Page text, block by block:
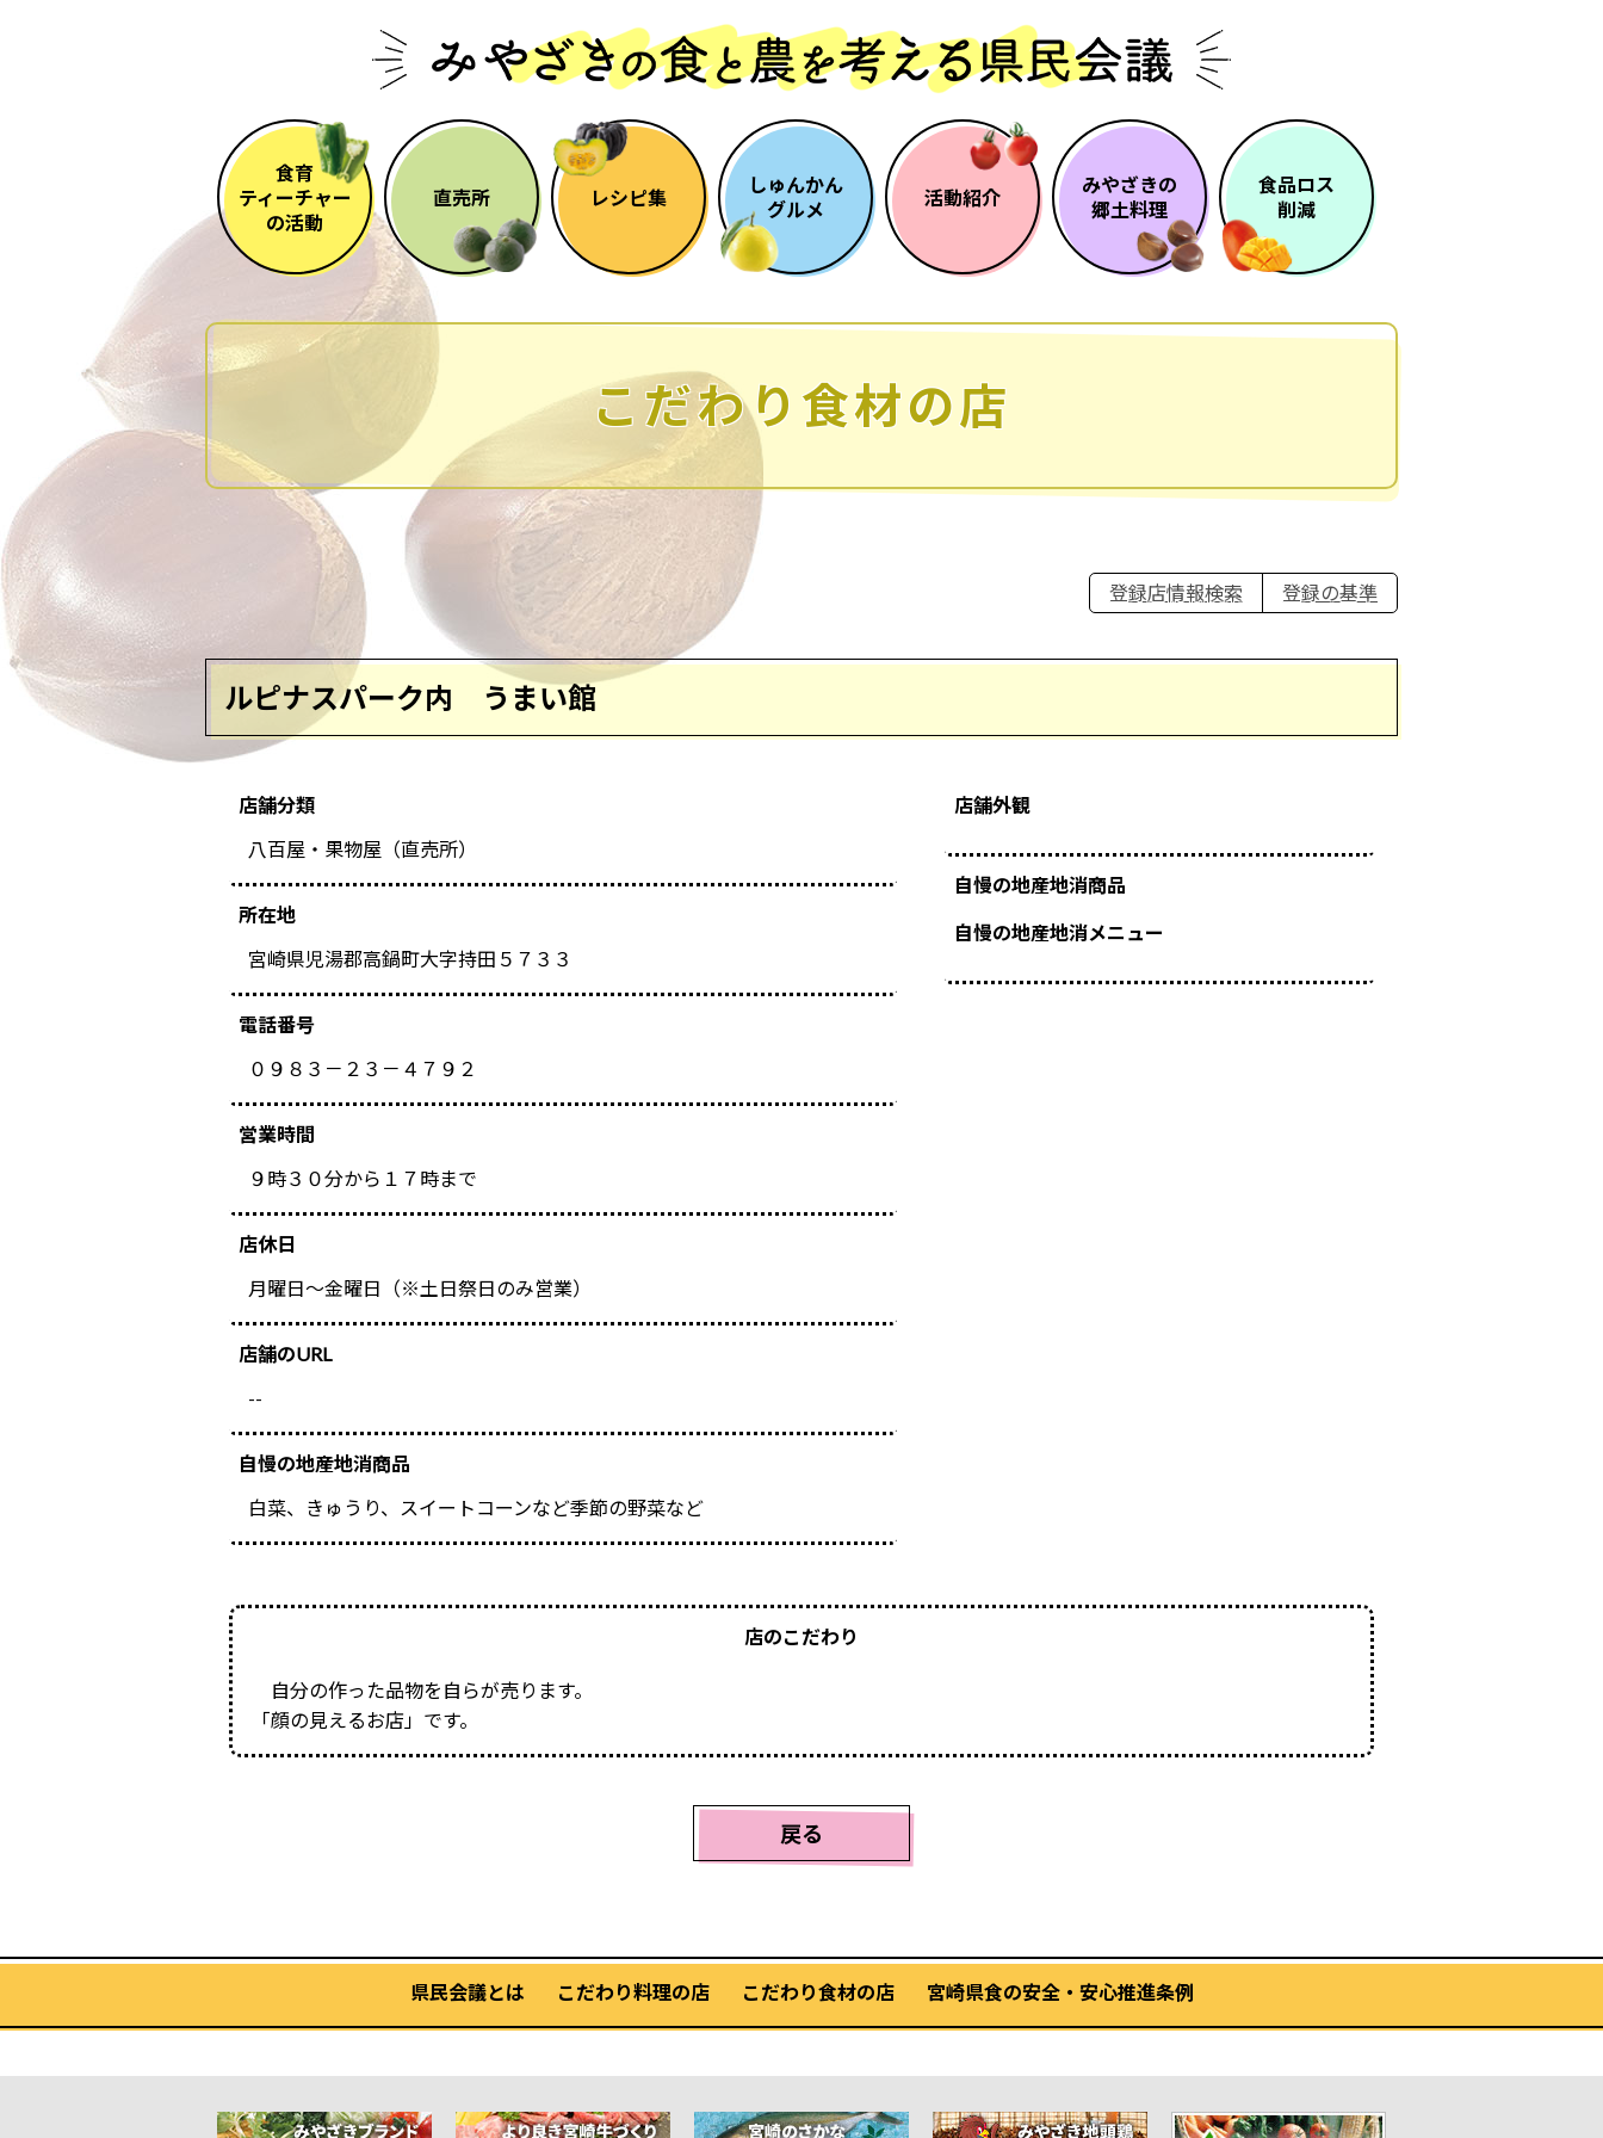
食育
ティーチャー
の活動
直売所 レシピ集
しゅんかん
グルメ
活動紹介
みやざきの
郷土料理
食品ロス
削減
こだわり食材の店
登録店情報検索 登録の基準
ルピナスパーク内 うまい館
店舗分類
八百屋・果物屋（直売所）
所在地
宮崎県児湯郡高鍋町大字持田５７３３
電話番号
０９８３－２３－４７９２
営業時間
９時３０分から１７時まで
店休日
月曜日～金曜日（※土日祭日のみ営業）
店舗のURL
--
自慢の地産地消商品
白菜、きゅうり、スイートコーンなど季節の野菜など
店舗外観
自慢の地産地消商品
自慢の地産地消メニュー
店のこだわり
自分の作った品物を自らが売ります。
「顔の見えるお店」です。
戻る
県民会議とは こだわり料理の店 こだわり食材の店 宮崎県食の安全・安心推進条例